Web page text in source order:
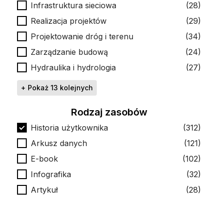
Infrastruktura sieciowa
(28)
Realizacja projektów
(29)
Projektowanie dróg i terenu
(34)
Zarządzanie budową
(24)
Hydraulika i hydrologia
(27)
+ Pokaż 13 kolejnych
Rodzaj zasobów
Rodzaj zasobów
Historia użytkownika
(312)
Arkusz danych
(121)
E-book
(102)
Infografika
(32)
Artykuł
(28)